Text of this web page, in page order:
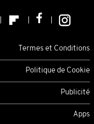
Termes et Conditions
Politique de Cookie
Publicité
Apps